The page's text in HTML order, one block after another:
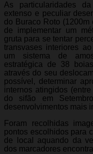
As particularidades
extenso e peculiar
do Buraco Roto
de implementar um
gruta para se tentar
transvases interiores
um sistema de
estratégica de 38
através do seu
possível, determinar
internos atingidos
do sifão em
desenvolvimentos mais
Foram recolhidas
pontos escolhidos para
de local aquando da
dos marcadores